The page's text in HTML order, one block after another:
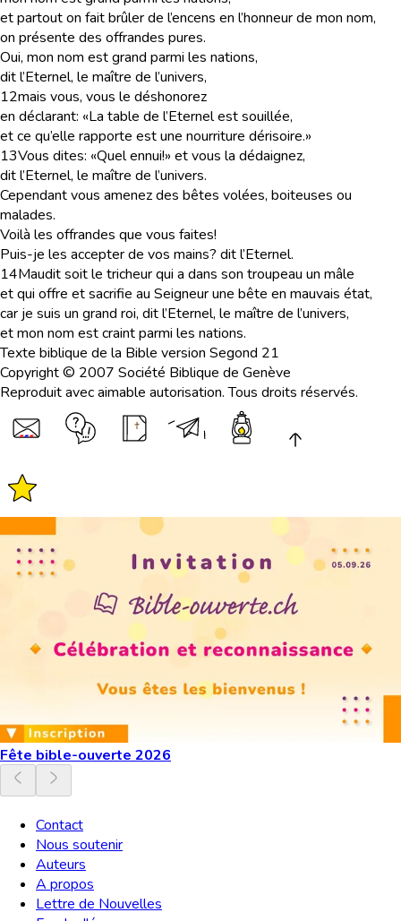
et partout on fait brûler de l’encens en l’honneur de mon nom,
on présente des offrandes pures.
Oui, mon nom est grand parmi les nations,
dit l’Eternel, le maître de l’univers,
12mais vous, vous le déshonorez
en déclarant: «La table de l’Eternel est souillée,
et ce qu’elle rapporte est une nourriture dérisoire.»
13Vous dites: «Quel ennui!» et vous la dédaignez,
dit l’Eternel, le maître de l’univers.
Cependant vous amenez des bêtes volées, boiteuses ou
malades.
Voilà les offrandes que vous faites!
Puis-je les accepter de vos mains? dit l’Eternel.
14Maudit soit le tricheur qui a dans son troupeau un mâle
et qui offre et sacrifie au Seigneur une bête en mauvais état,
car je suis un grand roi, dit l’Eternel, le maître de l’univers,
et mon nom est craint parmi les nations.
Texte biblique de la Bible version Segond 21
Copyright © 2007 Société Biblique de Genève
Reproduit avec aimable autorisation. Tous droits réservés.
Fête bible-ouverte 2026
Contact
Nous soutenir
Auteurs
A propos
Lettre de Nouvelles